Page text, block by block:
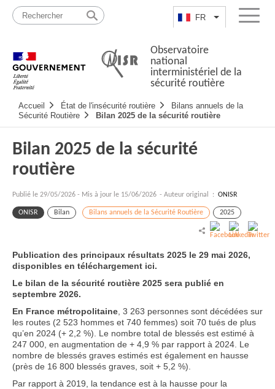
Passer
contenu
FR Lister lesMenu
Observatoire
national
interministériel de la
sécurité routière
principale
Accueil État de l'insécurité routière
Bilans annuels de la
Sécurité Routière
Bilan 2025 de la sécurité routière
Bilan 2025 de la sécurité
routière
Publié le 29/05/2026 - Mis à jour le 15/06/2026 - Auteur original : ONISR
ONISR Bilan Bilans annuels de la Sécurité Routière 2025
Publication des principaux résultats 2025 le 29 mai 2026,
disponibles en téléchargement ici.
Le bilan de la sécurité routière 2025 sera publié en
septembre 2026.
En France métropolitaine , 3 263 personnes sont décédées sur
les routes (2 523 hommes et 740 femmes) soit 70 tués de plus
qu’en 2024 (+ 2,2 %). Le nombre total de blessés est estimé à
247 000, en augmentation de + 4,9 % par rapport à 2024. Le
nombre de blessés graves estimés est également en hausse
(près de 16 800 blessés graves, soit + 5,2 %).
Par rapport à 2019, la tendance est à la hausse pour la